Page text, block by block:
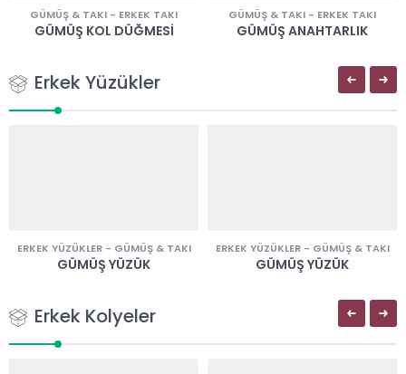
GÜMÜŞ & TAKI - ERKEK TAKI
GÜMÜŞ KOL DÜĞMESI
GÜMÜŞ & TAKI - ERKEK TAKI
GÜMÜŞ ANAHTARLIK
Erkek Yüzükler
ERKEK YÜZÜKLER- GÜMÜŞ & TAKI
GÜMÜŞ YÜZÜK
ERKEK YÜZÜKLER- GÜMÜŞ & TAKI
GÜMÜŞ YÜZÜK
Erkek Kolyeler